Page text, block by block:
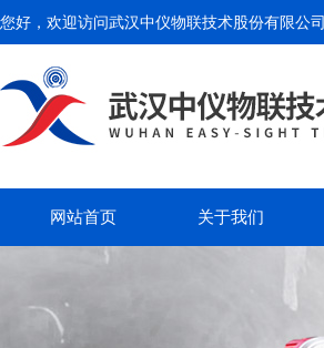
您好，欢迎访问武汉中仪物联技术股份有限公司
网站首页 关于我们